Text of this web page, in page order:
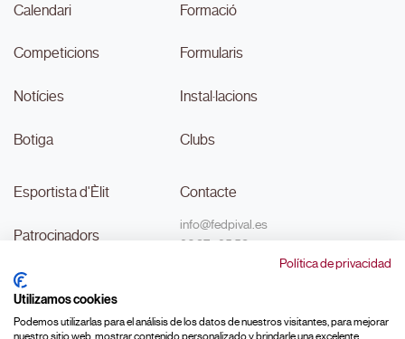
Política de privacidad
Utilizamos cookies
Podemos utilizarlas para el análisis de los datos de nuestros visitantes, para mejorar
nuestro sitio web, mostrar contenido personalizado y brindarle una excelente
Calendari
Competicions
Notícies
Botiga
Formació
Formularis
Instal·lacions
Clubs
Esportista d'Èlit
Patrocinadors
Transparència
#MouLaPilota
Contacte
info@fedpival.es
96 374 95 58
C/Marqués de Sant Joan nº 32,